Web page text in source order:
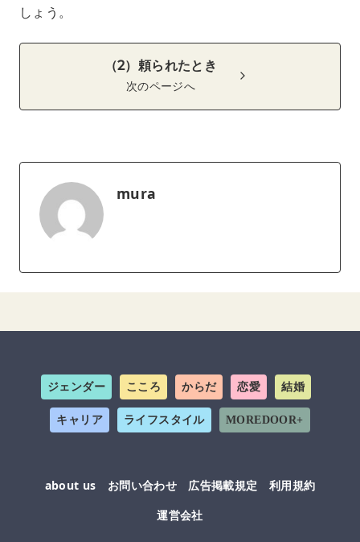
しょう。
（2）頼られたとき
次のページへ
mura
ジェンダー こころ からだ 恋愛 結婚
キャリア ライフスタイル MOREDOOR+
about us お問い合わせ 広告掲載規定
利用規約
運営会社